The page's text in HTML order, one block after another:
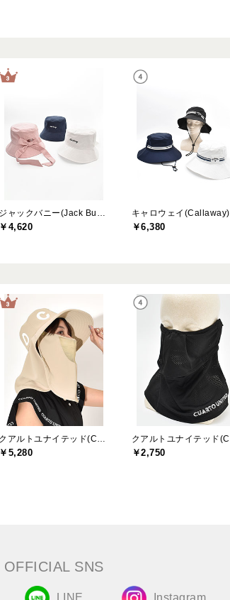
￥4,620
キャロウェイ(Callaway)
￥6,380
￥5,280 ￥2,750
OFFICIAL SNS